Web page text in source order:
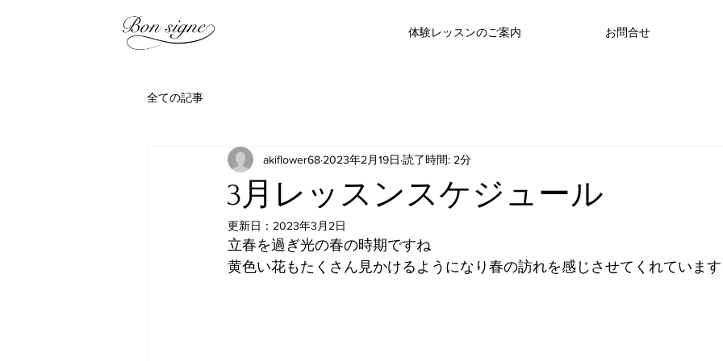
体験レッスンのご案内 お問合せ
全ての記事
3月レッスンスケジュール
akiflower68 2023年2月19日 読了時間: 2分
更新日： 2023年3月2日
立春を過ぎ光の春の時期ですね
黄色い花もたくさん見かけるようになり春の訪れを感じさせてくれています